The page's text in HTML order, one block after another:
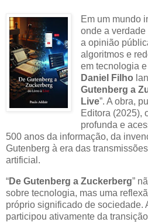
Em um mundo
onde a
a opinião
algoritmos e
em tecnologia
Daniel Filho
Gutenberg a
Live”. A obra,
Editora (2025),
profunda e
500 anos da informação, da
Gutenberg à era das
artificial.
“De Gutenberg a Zuckerberg”
sobre tecnologia, mas uma
próprio significado de sociedade.
participou ativamente da